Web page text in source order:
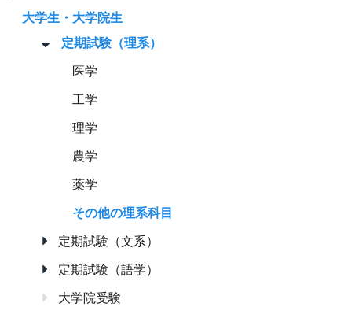
大学生・大学院生
定期試験（理系）
医学
工学
理学
農学
薬学
その他の理系科目
定期試験（文系）
定期試験（語学）
大学院受験